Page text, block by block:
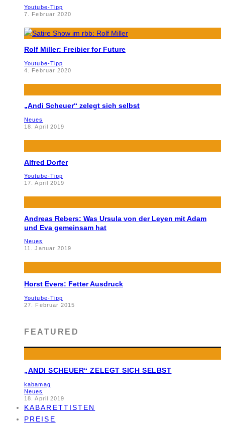
Youtube-Tipp
7. Februar 2020
Rolf Miller: Freibier for Future
Youtube-Tipp
4. Februar 2020
„Andi Scheuer“ zelegt sich selbst
Neues
18. April 2019
Alfred Dorfer
Youtube-Tipp
17. April 2019
Andreas Rebers: Was Ursula von der Leyen mit Adam
und Eva gemeinsam hat
Neues
11. Januar 2019
Horst Evers: Fetter Ausdruck
Youtube-Tipp
27. Februar 2015
FEATURED
„ANDI SCHEUER“ ZELEGT SICH SELBST
kabamag
Neues
18. April 2019
KABARETTISTEN
PREISE